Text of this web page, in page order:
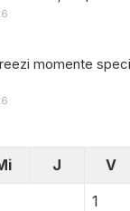
momente
J V
1